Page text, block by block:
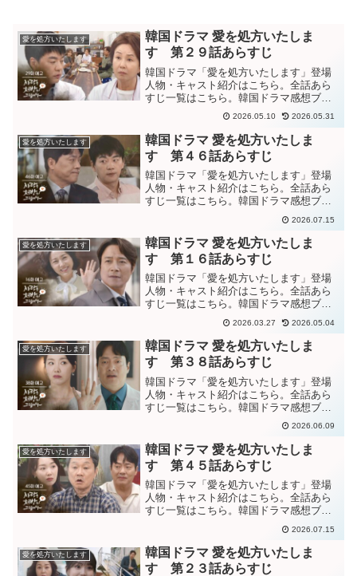
愛を処方いたします
韓国ドラマ 愛を処方いたしま
す 第２９話あらすじ
韓国ドラマ「愛を処方いたします」登場
人物・キャスト紹介はこちら。全話あら
すじ一覧はこちら。韓国ドラマ感想ブロ
グはこちら。から。韓国ドラマ「愛を処
方いたします」第２９話あらすじ今まで
何も気づかず、ウンビンの継母セリが自
分の実母だったと分かりシ...
2026.05.10 2026.05.31
愛を処方いたします
韓国ドラマ 愛を処方いたしま
す 第４６話あらすじ
韓国ドラマ「愛を処方いたします」登場
人物・キャスト紹介はこちら。全話あら
すじ一覧はこちら。韓国ドラマ感想ブロ
グはこちら。から。韓国ドラマ「愛を処
方いたします」第４６話あらすじ警察に
行き、ミヒャンに直接”どうして薬局に来
ていたのか”と問い質す...
2026.07.15
愛を処方いたします
韓国ドラマ 愛を処方いたしま
す 第１６話あらすじ
韓国ドラマ「愛を処方いたします」登場
人物・キャスト紹介はこちら。全話あら
すじ一覧はこちら。韓国ドラマ感想ブロ
グはこちら。から。韓国ドラマ「愛を処
方いたします」第１６話あらすじヒョン
ビンが財閥家の婿になると浮かれながら
イベントに向かったドンイ...
2026.03.27 2026.05.04
愛を処方いたします
韓国ドラマ 愛を処方いたしま
す 第３８話あらすじ
韓国ドラマ「愛を処方いたします」登場
人物・キャスト紹介はこちら。全話あら
すじ一覧はこちら。韓国ドラマ感想ブロ
グはこちら。から。韓国ドラマ「愛を処
方いたします」第３８話あらすじファッ
ション事業部を潰そうと企んでいるペク
理事の懐にジュンヒョクを...
2026.06.09
愛を処方いたします
韓国ドラマ 愛を処方いたしま
す 第４５話あらすじ
韓国ドラマ「愛を処方いたします」登場
人物・キャスト紹介はこちら。全話あら
すじ一覧はこちら。韓国ドラマ感想ブロ
グはこちら。から。韓国ドラマ「愛を処
方いたします」第４５話あらすじ記憶が
戻っていないふりをして、ミヒャンと話
をするギチョル。”どうし...
2026.07.15
愛を処方いたします
韓国ドラマ 愛を処方いたしま
す 第２３話あらすじ